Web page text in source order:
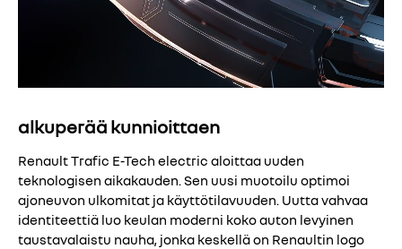
alkuperää kunnioittaen
Renault Trafic E-Tech electric aloittaa uuden
teknologisen aikakauden. Sen uusi muotoilu optimoi
ajoneuvon ulkomitat ja käyttötilavuuden. Uutta vahvaa
identiteettiä luo keulan moderni koko auton levyinen
taustavalaistu nauha, jonka keskellä on Renaultin logo